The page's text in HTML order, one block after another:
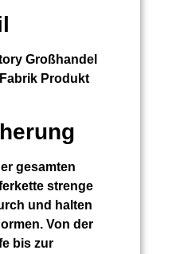
Großhandel
Produkt
gesamten
strenge
und halten
Von der
bis zur